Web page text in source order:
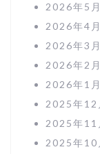
2026年5月
2026年4月
2026年3月
2026年2月
2026年1月
2025年12
2025年11
2025年10